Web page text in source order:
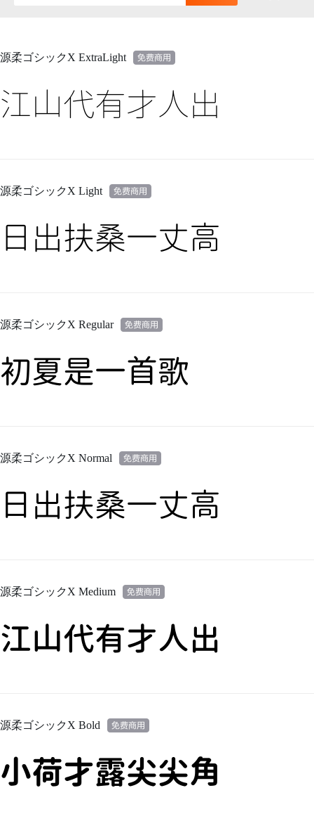
源柔ゴシックX ExtraLight
江山代有才人出
源柔ゴシックX Light
日出扶桑一丈高
源柔ゴシックX Regular
初夏是一首歌
源柔ゴシックX Normal
日出扶桑一丈高
源柔ゴシックX Medium
江山代有才人出
源柔ゴシックX Bold
小荷才露尖尖角